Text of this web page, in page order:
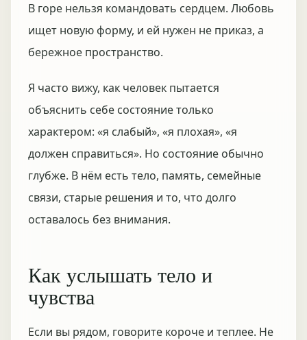
В горе нельзя командовать сердцем. Любовь
ищет новую форму, и ей нужен не приказ, а
бережное пространство.
Я часто вижу, как человек пытается
объяснить себе состояние только
характером: «я слабый», «я плохая», «я
должен справиться». Но состояние обычно
глубже. В нём есть тело, память, семейные
связи, старые решения и то, что долго
оставалось без внимания.
Как услышать тело и
чувства
Если вы рядом, говорите короче и теплее. Не